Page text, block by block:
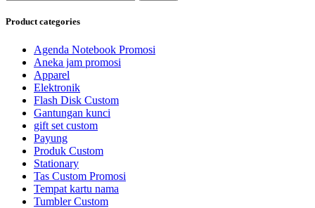
Product categories
Agenda Notebook Promosi
Aneka jam promosi
Apparel
Elektronik
Flash Disk Custom
Gantungan kunci
gift set custom
Payung
Produk Custom
Stationary
Tas Custom Promosi
Tempat kartu nama
Tumbler Custom